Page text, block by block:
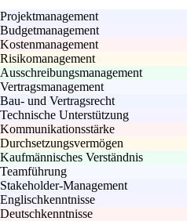
Projektmanagement
Budgetmanagement
Kostenmanagement
Risikomanagement
Ausschreibungsmanagement
Vertragsmanagement
Bau- und Vertragsrecht
Technische Unterstützung
Kommunikationsstärke
Durchsetzungsvermögen
Kaufmännisches Verständnis
Teamführung
Stakeholder-Management
Englischkenntnisse
Deutschkenntnisse